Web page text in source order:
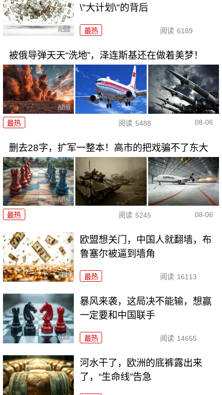
\"大计划\"的背后
最热 阅读 6189
被俄导弹天天“洗地”，泽连斯基还在做着美梦！
最热 阅读 5488 08-06
删去28字，扩军一整本！高市的把戏骗不了东大
最热 阅读 5245 08-06
欧盟想关门，中国人就翻墙，布
鲁塞尔被逼到墙角
最热 阅读 16113
暴风来袭，这局决不能输，想赢
一定要和中国联手
最热 阅读 14655
河水干了，欧洲的底裤露出来
了，“生命线”告急